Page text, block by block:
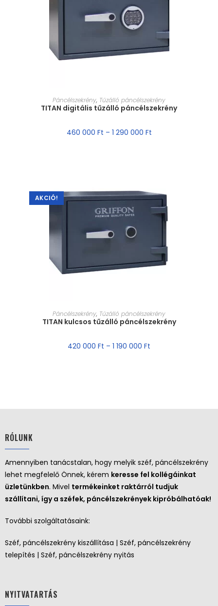
MÉRET VÁLASZTÁSA
Páncélszekrény, Tűzálló páncélszekrény
TITAN digitális tűzálló páncélszekrény
460 000 Ft – 1 290 000 Ft
AKCIÓ!
MÉRET VÁLASZTÁSA
Páncélszekrény, Tűzálló páncélszekrény
TITAN kulcsos tűzálló páncélszekrény
420 000 Ft – 1 190 000 Ft
RÓLUNK
Amennyiben tanácstalan, hogy melyik széf, páncélszekrény
lehet megfelelő Önnek, kérem keresse fel kollégáinkat
üzletünkben. Mivel termékeinket raktárról tudjuk
szállítani, így a széfek, páncélszekrények kipróbálhatóak!
További szolgáltatásaink:
Széf, páncélszekrény kiszállítása | Széf, páncélszekrény
telepítés | Széf, páncélszekrény nyitás
NYITVATARTÁS